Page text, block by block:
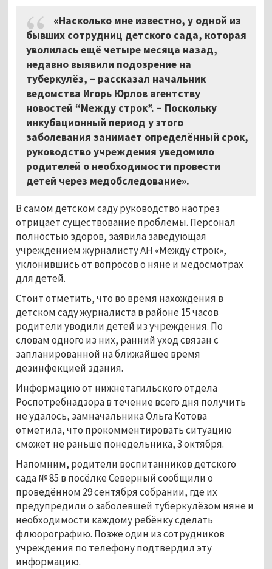
«Насколько мне известно, у одной из
бывших сотрудниц детского сада, которая
уволилась ещё четыре месяца назад,
недавно выявили подозрение на
туберкулёз, – рассказал начальник
ведомства Игорь Юрлов агентству
новостей “Между строк”. – Поскольку
инкубационный период у этого
заболевания занимает определённый срок,
руководство учреждения уведомило
родителей о необходимости провести
детей через медобследование».
В самом детском саду руководство наотрез
отрицает существование проблемы. Персонал
полностью здоров, заявила заведующая
учреждением журналисту АН «Между строк»,
уклонившись от вопросов о няне и медосмотрах
для детей.
Стоит отметить, что во время нахождения в
детском саду журналиста в районе 15 часов
родители уводили детей из учреждения. По
словам одного из них, ранний уход связан с
запланированной на ближайшее время
дезинфекцией здания.
Информацию от нижнетагильского отдела
Роспотребнадзора в течение всего дня получить
не удалось, замначальника Ольга Котова
отметила, что прокомментировать ситуацию
сможет не раньше понедельника, 3 октября.
Напомним, родители воспитанников детского
сада № 85 в посёлке Северный сообщили о
проведённом 29 сентября собрании, где их
предупредили о заболевшей туберкулёзом няне и
необходимости каждому ребёнку сделать
флюорографию. Позже один из сотрудников
учреждения по телефону подтвердил эту
информацию.